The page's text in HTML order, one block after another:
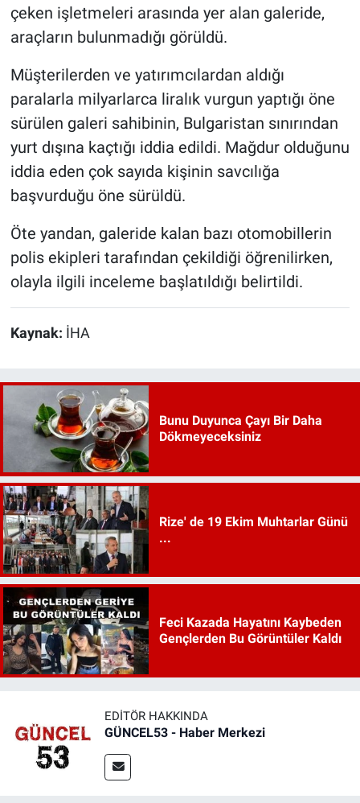
çeken işletmeleri arasında yer alan galeride,
araçların bulunmadığı görüldü.
Müşterilerden ve yatırımcılardan aldığı
paralarla milyarlarca liralık vurgun yaptığı öne
sürülen galeri sahibinin, Bulgaristan sınırından
yurt dışına kaçtığı iddia edildi. Mağdur olduğunu
iddia eden çok sayıda kişinin savcılığa
başvurduğu öne sürüldü.
Öte yandan, galeride kalan bazı otomobillerin
polis ekipleri tarafından çekildiği öğrenilirken,
olayla ilgili inceleme başlatıldığı belirtildi.
Kaynak: İHA
Bunu Duyunca Çayı Bir Daha
Dökmeyeceksiniz
Rize' de 19 Ekim Muhtarlar Günü
...
Feci Kazada Hayatını Kaybeden
Gençlerden Bu Görüntüler Kaldı
EDITÖR HAKKINDA
GÜNCEL53 - Haber Merkezi